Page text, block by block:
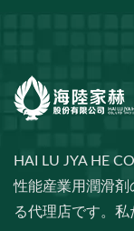
HAI LU JYA HE
性能産業用潤滑剤
る代理店です。